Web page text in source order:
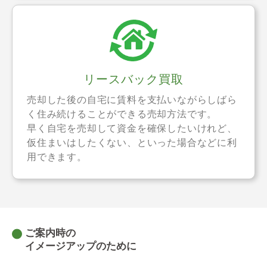
リースバック買取
売却した後の自宅に賃料を支払いながらしばら
く住み続けることができる売却方法です。
早く自宅を売却して資金を確保したいけれど、
仮住まいはしたくない、といった場合などに利
用できます。
ご案内時の
イメージアップのために